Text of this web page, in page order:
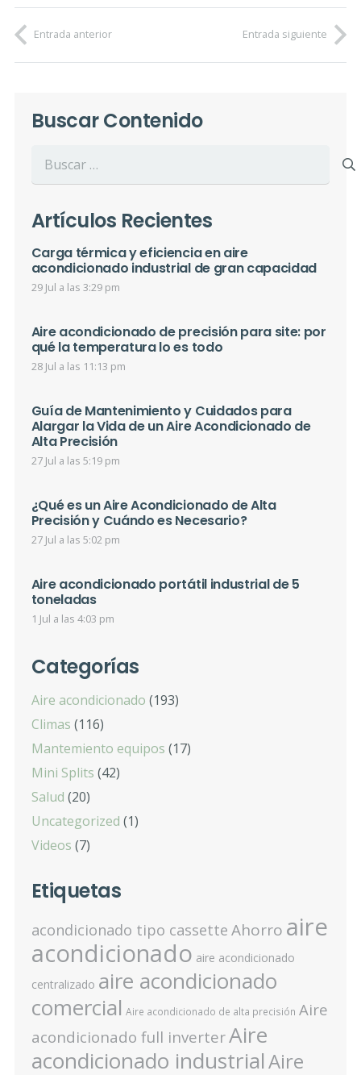
Entrada anterior Entrada siguiente
Buscar Contenido
Buscar:
Artículos Recientes
Carga térmica y eficiencia en aire
acondicionado industrial de gran capacidad
29 Jul a las 3:29 pm
Aire acondicionado de precisión para site: por
qué la temperatura lo es todo
28 Jul a las 11:13 pm
Guía de Mantenimiento y Cuidados para
Alargar la Vida de un Aire Acondicionado de
Alta Precisión
27 Jul a las 5:19 pm
¿Qué es un Aire Acondicionado de Alta
Precisión y Cuándo es Necesario?
27 Jul a las 5:02 pm
Aire acondicionado portátil industrial de 5
toneladas
1 Jul a las 4:03 pm
Categorías
Aire acondicionado (193)
Climas (116)
Mantemiento equipos (17)
Mini Splits (42)
Salud (20)
Uncategorized (1)
Videos (7)
Etiquetas
acondicionado tipo cassette Ahorro aire
acondicionado aire acondicionado
centralizado aire acondicionado
comercial Aire acondicionado de alta precisión Aire
acondicionado full inverterAire
acondicionado industrialAire